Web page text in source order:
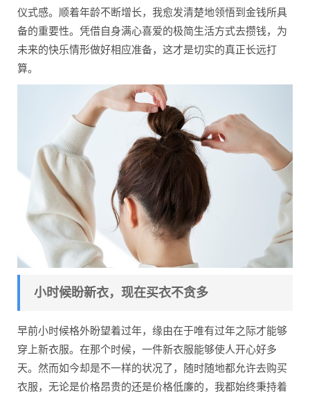
仪式感。顺着年龄不断增长，我愈发清楚地领悟到金钱所具
备的重要性。凭借自身满心喜爱的极简生活方式去攒钱，为
未来的快乐情形做好相应准备，这才是切实的真正长远打
算。
小时候盼新衣，现在买衣不贪多
早前小时候格外盼望着过年，缘由在于唯有过年之际才能够
穿上新衣服。在那个时候，一件新衣服能够使人开心好多
天。然而如今却是不一样的状况了，随时随地都允许去购买
衣服，无论是价格昂贵的还是价格低廉的，我都始终秉持着